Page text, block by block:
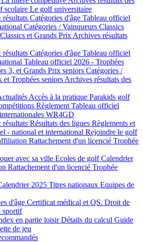
scolaire Le golf universitaire
Catégories d'âge Tableau officiel
Catégories / Vainqueurs Classics
et Grands Prix Archives résultats
Catégories d'âge Tableau officiel
Tableau officiel 2026 - Trophées
3, et Grands Prix seniors Catégories /
Trophées seniors Archives résultats des
Accès à la pratique Parakids golf
Règlement Tableau officiel
WR4GD
Résultats des ligues Règlements et
- national et international Rejoindre le golf
Rattachement d'un licencié Trophée
avec sa ville Ecoles de golfCalendrier
Rattachement d'un licencié Trophée
2025 Titres nationaux Equipes de
d'âge Certificat médical et QS. Droit de
sportif
en partie loisirDétails du calcul Guide
de jeu